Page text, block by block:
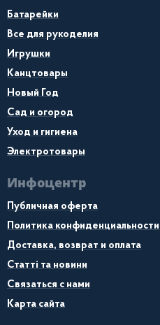
Батарейки
Все для рукоделия
Игрушки
Канцтовары
Новый Год
Сад и огород
Уход и гигиена
Электротовары
Инфоцентр
Публичная оферта
Политика конфиденциальности
Доставка, возврат и оплата
Статті та новини
Связаться с нами
Карта сайта